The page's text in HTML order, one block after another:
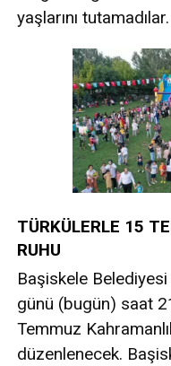
yaşlarını tutamadılar.
TÜRKÜLERLE 15
RUHU
Başiskele
günü (bugün) saat
Temmuz
düzenlenecek.